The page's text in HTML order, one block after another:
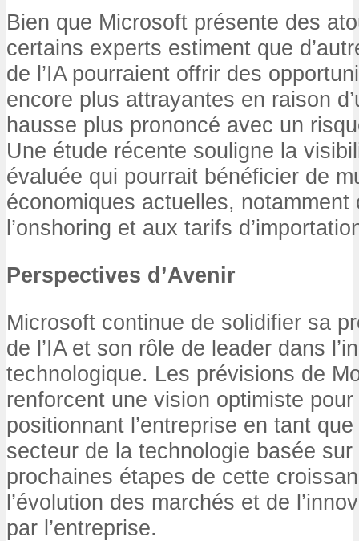
Bien que Microsoft présente des
certains experts estiment que
de l’IA pourraient offrir des
encore plus attrayantes en raison
hausse plus prononcé avec un
Une étude récente souligne la
évaluée qui pourrait bénéficier de
économiques actuelles, notamment
l’onshoring et aux tarifs
Perspectives d’Avenir
Microsoft continue de solidifier sa
de l’IA et son rôle de leader dans
technologique. Les prévisions de
renforcent une vision optimiste pour
positionnant l’entreprise en tant
secteur de la technologie basée sur
prochaines étapes de cette
l’évolution des marchés et de
par l’entreprise.